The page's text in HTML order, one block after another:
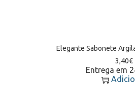
Elegante Sabonete
3,40€
Entrega em